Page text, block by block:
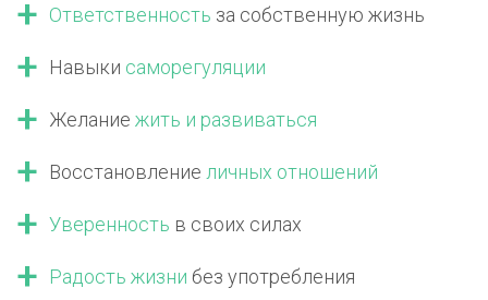
Ответственность за собственную жизнь
Навыки саморегуляции
Желание жить и развиваться
Восстановление личных отношений
Уверенность в своих силах
Радость жизни без употребления